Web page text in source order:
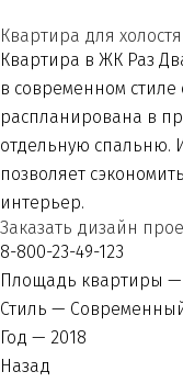
Квартира для
Квартира в ЖК Раз
в современном
распланирована в
отдельную спальню.
позволяет
интерьер.
Заказать дизайн
8-800-23-49-123
Площадь квартиры —
Стиль —
Год — 2018
Назад